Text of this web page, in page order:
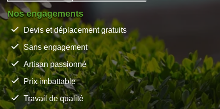
Nos engagements
Devis et déplacement gratuits
Sans engagement
Artisan passionné
Prix imbattable
Travail de qualité